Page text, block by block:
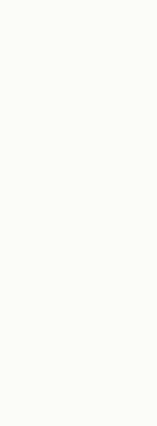
This
commits to
View its
Niché au cœur
Paris, l’Hôtel
apprécié des
Le quartier,
à quelques
parfait pour
L’Hôtel de la